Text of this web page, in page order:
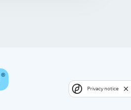
Privacy notice